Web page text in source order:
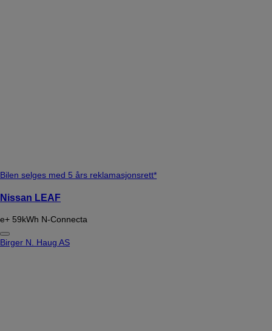
Bilen selges med 5 års reklamasjonsrett*
Nissan LEAF
e+ 59kWh N-Connecta
Birger N. Haug AS